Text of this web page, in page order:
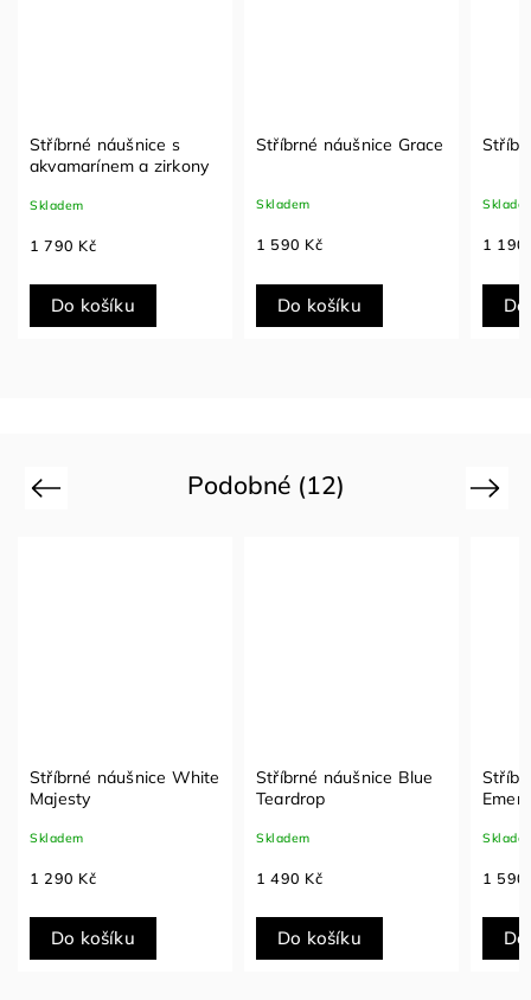
Stříbrné náušnice s
akvamarínem a zirkony
Skladem
1 790 Kč
Do košíku
Stříbrné náušnice Grace
Skladem
1 590 Kč
Do košíku
1 190
Podobné (12)
Previous
Stříbrné náušnice White
Majesty
Skladem
1 290 Kč
Do košíku
Stříbrné náušnice Blue
Teardrop
Skladem
1 490 Kč
Do košíku
1 590
Next